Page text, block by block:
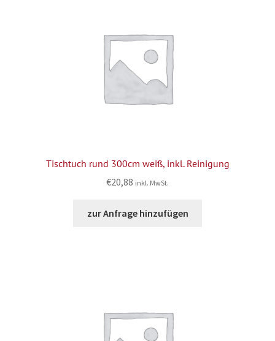
Tischtuch rund 300cm weiß, inkl. Reinigung
€20,88 inkl. MwSt.
zur Anfrage hinzufügen